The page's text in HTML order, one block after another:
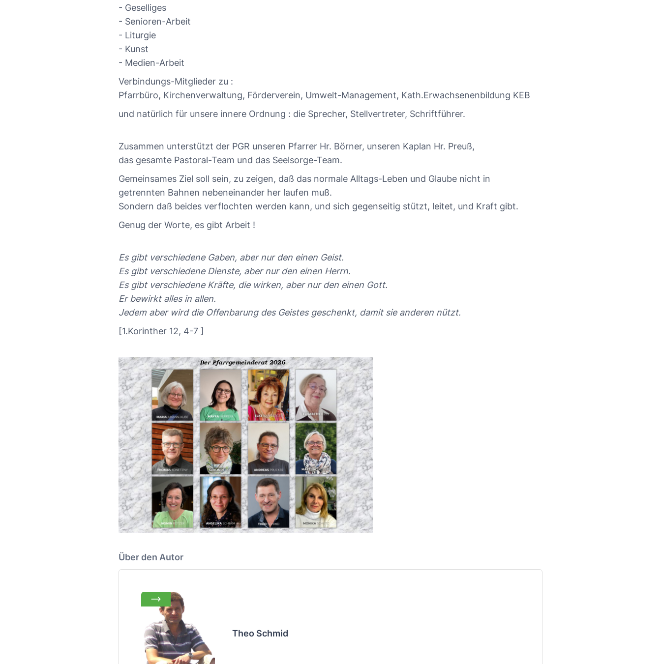
- Geselliges
- Senioren-Arbeit
- Liturgie
- Kunst
- Medien-Arbeit
Verbindungs-Mitglieder zu :
Pfarrbüro, Kirchenverwaltung, Förderverein, Umwelt-Management, Kath.Erwachsenenbildung KEB
und natürlich für unsere innere Ordnung : die Sprecher, Stellvertreter, Schriftführer.
Zusammen unterstützt der PGR unseren Pfarrer Hr. Börner, unseren Kaplan Hr. Preuß,
das gesamte Pastoral-Team und das Seelsorge-Team.
Gemeinsames Ziel soll sein, zu zeigen, daß das normale Alltags-Leben und Glaube nicht in
getrennten Bahnen nebeneinander her laufen muß.
Sondern daß beides verflochten werden kann, und sich gegenseitig stützt, leitet, und Kraft gibt.
Genug der Worte, es gibt Arbeit !
Es gibt verschiedene Gaben, aber nur den einen Geist.
Es gibt verschiedene Dienste, aber nur den einen Herrn.
Es gibt verschiedene Kräfte, die wirken, aber nur den einen Gott.
Er bewirkt alles in allen.
Jedem aber wird die Offenbarung des Geistes geschenkt, damit sie anderen nützt.
[1.Korinther 12, 4-7 ]
Über den Autor
Theo Schmid